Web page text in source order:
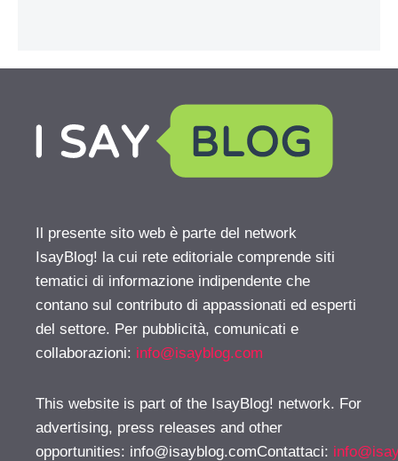
Il presente sito web è parte del network
IsayBlog! la cui rete editoriale comprende siti
tematici di informazione indipendente che
contano sul contributo di appassionati ed esperti
del settore. Per pubblicità, comunicati e
collaborazioni: info@isayblog.com
This website is part of the IsayBlog! network. For
advertising, press releases and other
opportunities: info@isayblog.comContattaci: